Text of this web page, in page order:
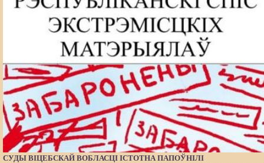
СУДЫ ВІЦЕБСКАЙ ВОБЛАСЦІ ІСТОТНА ПАПОЎНІЛІ